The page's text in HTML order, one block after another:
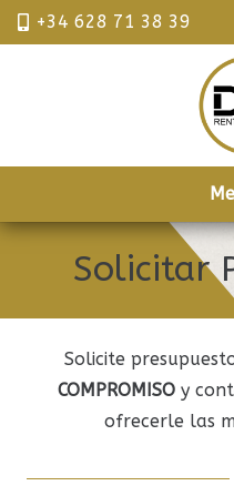
+34 628 71 38 39
Solicitar
Solicite
COMPROMISO y
ofrecerle las